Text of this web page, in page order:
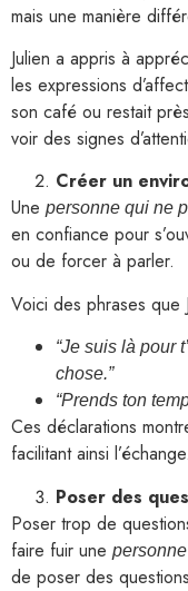
mais une manière
Julien a appris à
les expressions
son café ou restait
voir des signes
Créer un
Une personne qui ne
en confiance pour
ou de forcer à parler.
Voici des phrases que
“Je suis là pour
chose.”
“Prends ton
Ces déclarations
facilitant ainsi l’échange.
Poser des
Poser trop de
faire fuir une
de poser des